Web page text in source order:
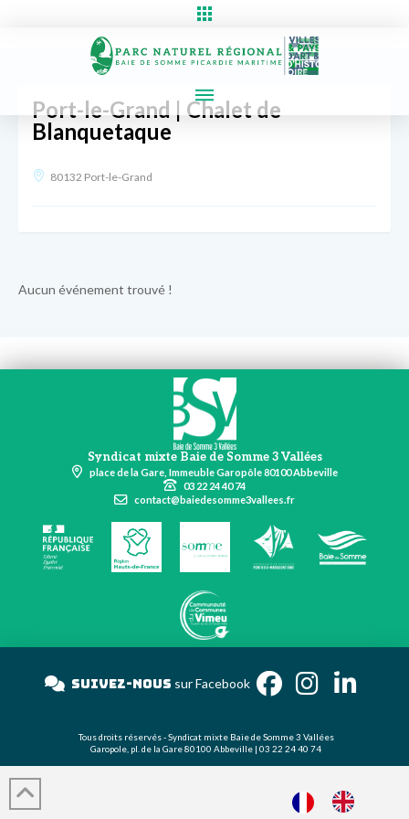
Port-le-Grand | Chalet de
Blanquetaque
80132 Port-le-Grand
Aucun événement trouvé !
Syndicat mixte Baie de Somme 3 Vallées
place de la Gare, Immeuble Garopôle 80100 Abbeville
03 22 24 40 74
contact@baiedesomme3vallees.fr
Suivez-nous sur Facebook
Tous droits réservés - Syndicat mixte Baie de Somme 3 Vallées
Garopole, pl. de la Gare 80100 Abbeville | 03 22 24 40 74